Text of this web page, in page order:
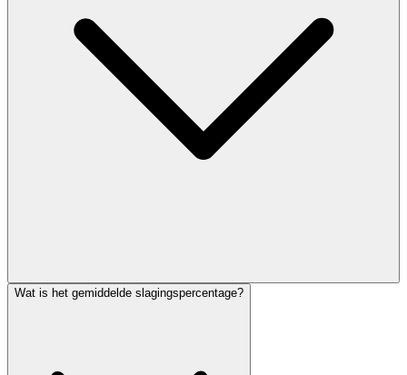
Wat is het gemiddelde slagingspercentage?